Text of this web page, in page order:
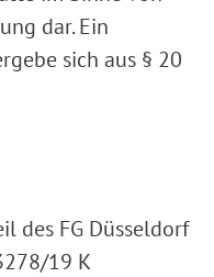
dar. Ein
sich aus § 20
des FG Düsseldorf
19 K